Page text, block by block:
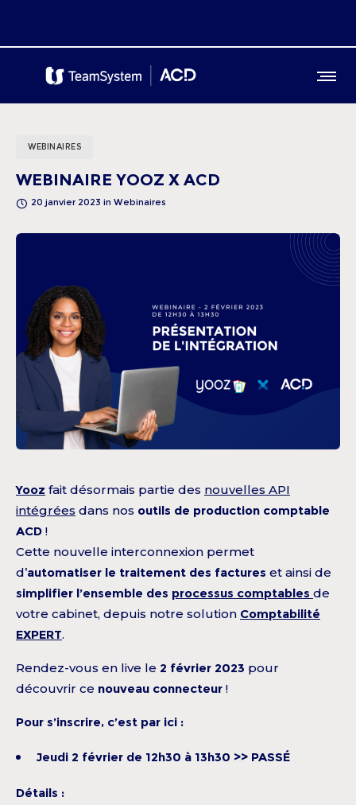
WEBINAIRES
WEBINAIRE YOOZ X ACD
20 janvier 2023 in Webinaires
Yooz fait désormais partie des nouvelles API
intégrées dans nos outils de production comptable
ACD !
Cette nouvelle interconnexion permet
d’automatiser le traitement des factures et ainsi de
simplifier l’ensemble des processus comptables de
votre cabinet, depuis notre solution Comptabilité
EXPERT.
Rendez-vous en live le 2 février 2023 pour
découvrir ce nouveau connecteur !
Pour s’inscrire, c’est par ici :
Jeudi 2 février de 12h30 à 13h30 >> PASSÉ
Détails :